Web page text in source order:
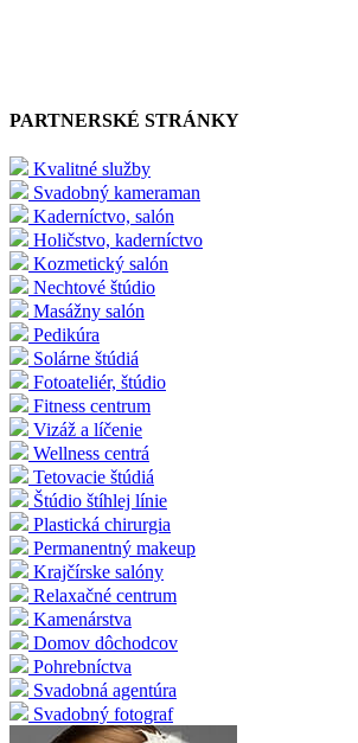
PARTNERSKÉ STRÁNKY
Kvalitné služby
Svadobný kameraman
Kaderníctvo, salón
Holičstvo, kaderníctvo
Kozmetický salón
Nechtové štúdio
Masážny salón
Pedikúra
Solárne štúdiá
Fotoateliér, štúdio
Fitness centrum
Vizáž a líčenie
Wellness centrá
Tetovacie štúdiá
Štúdio štíhlej línie
Plastická chirurgia
Permanentný makeup
Krajčírske salóny
Relaxačné centrum
Kamenárstva
Domov dôchodcov
Pohrebníctva
Svadobná agentúra
Svadobný fotograf